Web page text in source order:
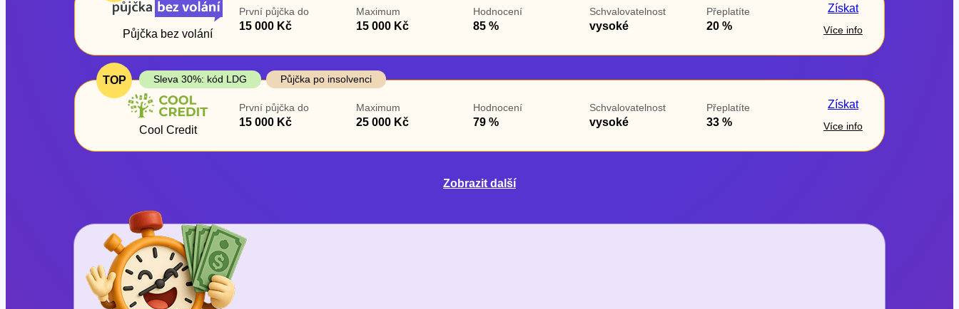
Půjčka bez volání
První půjčka do
15 000 Kč
Maximum
15 000 Kč
Hodnocení
85 %
Schvalovatelnost
vysoké
Přeplatíte
20 %
Získat
Více info
TOP Sleva 30%: kód LDG Půjčka po insolvenci
Cool Credit
První půjčka do
15 000 Kč
Maximum
25 000 Kč
Hodnocení
79 %
Schvalovatelnost
vysoké
Přeplatíte
33 %
Získat
Více info
Zobrazit další